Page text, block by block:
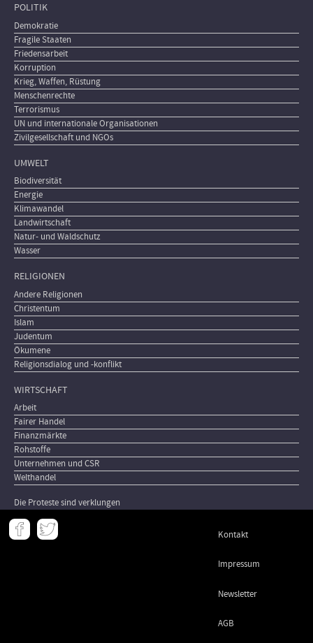
POLITIK
Demokratie
Fragile Staaten
Friedensarbeit
Korruption
Krieg, Waffen, Rüstung
Menschenrechte
Terrorismus
UN und internationale Organisationen
Zivilgesellschaft und NGOs
UMWELT
Biodiversität
Energie
Klimawandel
Landwirtschaft
Natur- und Waldschutz
Wasser
RELIGIONEN
Andere Religionen
Christentum
Islam
Judentum
Ökumene
Religionsdialog und -konflikt
WIRTSCHAFT
Arbeit
Fairer Handel
Finanzmärkte
Rohstoffe
Unternehmen und CSR
Welthandel
Die Proteste sind verklungen
Meta
- Kontakt
Impressum
Newsletter
AGB